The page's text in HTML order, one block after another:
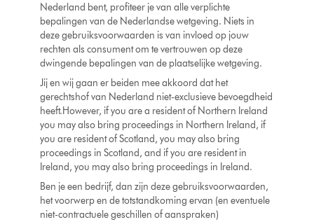
Nederland bent, profiteer je van alle verplichte
bepalingen van de Nederlandse wetgeving. Niets in
deze gebruiksvoorwaarden is van invloed op jouw
rechten als consument om te vertrouwen op deze
dwingende bepalingen van de plaatselijke wetgeving.
Jij en wij gaan er beiden mee akkoord dat het
gerechtshof van Nederland niet-exclusieve bevoegdheid
heeft.However, if you are a resident of Northern Ireland
you may also bring proceedings in Northern Ireland, if
you are resident of Scotland, you may also bring
proceedings in Scotland, and if you are resident in
Ireland, you may also bring proceedings in Ireland.
Ben je een bedrijf, dan zijn deze gebruiksvoorwaarden,
het voorwerp en de totstandkoming ervan (en eventuele
niet-contractuele geschillen of aanspraken)